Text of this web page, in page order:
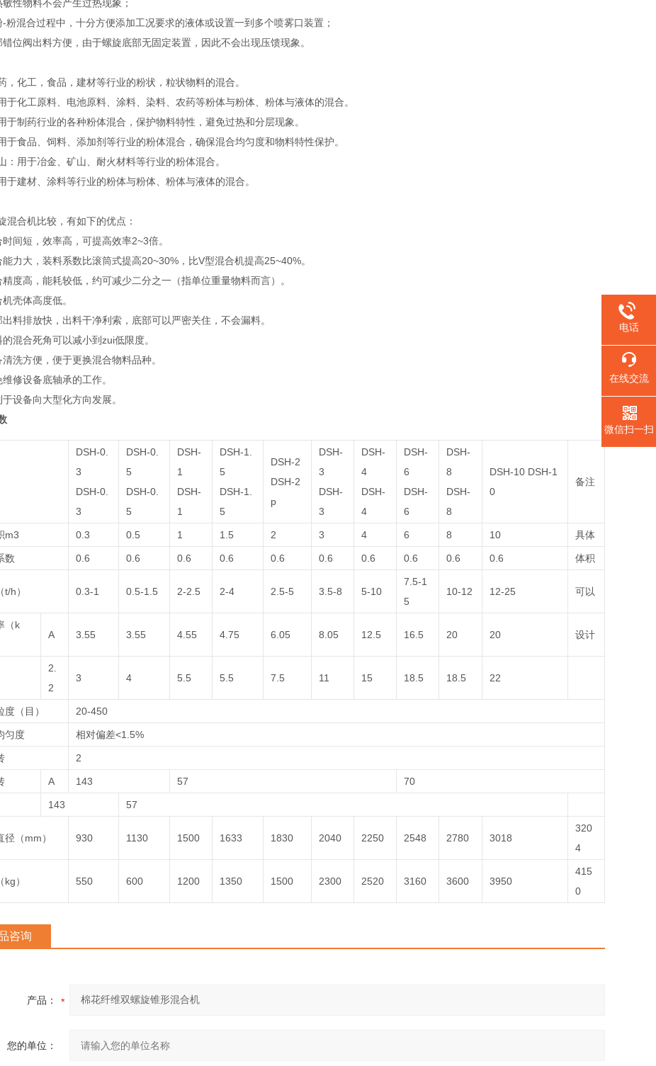
性物料不会产生过热现象；
粉混合过程中，十分方便添加工况要求的液体或设置一到多个喷雾口装置；
位阀出料方便，由于螺旋底部无固定装置，因此不会出现压馈现象。
，化工，食品，建材等行业的粉状，粒状物料的混合。
于化工原料、电池原料、涂料、染料、农药等粉体与粉体、粉体与液体的混合‌。
于制药行业的各种粉体混合，保护物料特性，避免过热和分层现象‌。
于食品、饲料、添加剂等行业的粉体混合，确保混合均匀度和物料特性保护‌。
：用于冶金、矿山、耐火材料等行业的粉体混合‌。
于建材、涂料等行业的粉体与粉体、粉体与液体的混合‌。
混合机比较，有如下的优点：
间短，效率高，可提高效率2~3倍。
能力大，装料系数比滚筒式提高20~30%，比V型混合机提高25~40%。
度高，能耗较低，约可减少二分之一（指单位重量物料而言）。
壳体高度低。
料排放快，出料干净利索，底部可以严密关住，不会漏料。
的混合死角可以减小到zui低限度。
洗方便，便于更换混合物料品种。
修设备底轴承的工作。
设备向大型化方向发展。
DSH-0.
3
DSH-0.
3
DSH-0.
5
DSH-0.
5
DSH-
1
DSH-
1
DSH-1.
5
DSH-1.
5
DSH-2
DSH-2
p
DSH-
3
DSH-
3
DSH-
4
DSH-
4
DSH-
6
DSH-
6
DSH-
8
DSH-
8
DSH-10 DSH-1
0
备注
m3 0.3 0.5 1 1.5 2 3 4 6 8 10 具体
数 0.6 0.6 0.6 0.6 0.6 0.6 0.6 0.6 0.6 0.6 体积
t/h） 0.3-1 0.5-1.5 2-2.5 2-4 2.5-5 3.5-8 5-10
7.5-1
5
10-12 12-25 可以
（k
A 3.55 3.55 4.55 4.75 6.05 8.05 12.5 16.5 20 20 设计
2.
2
3 4 5.5 5.5 7.5 11 15 18.5 18.5 22
度（目） 20-450
匀度 相对偏差<1.5%
2
A 143 57 70
143 57
径（mm） 930 1130 1500 1633 1830 2040 2250 2548 2780 3018
320
4
） 550 600 1200 1350 1500 2300 2520 3160 3600 3950
415
0
咨询
产品：
您的单位：
电话
在线交流
微信扫一扫